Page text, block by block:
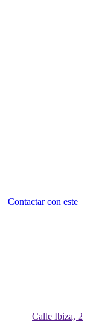
Contactar con este
Calle Ibiza, 2